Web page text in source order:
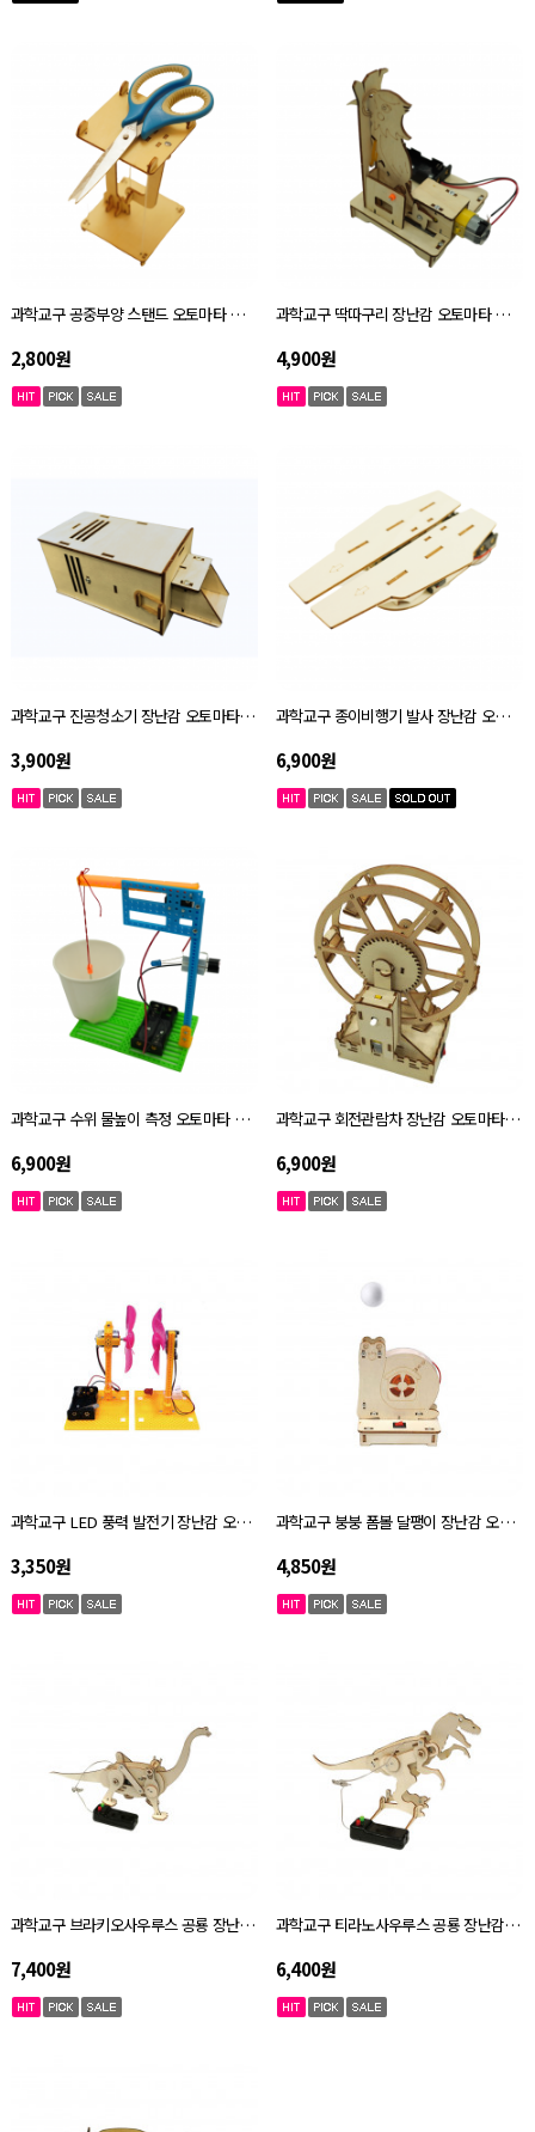
과학교구 공중부양 스탠드 오토마타 키트 자체설명서
2,800원
과학교구 딱따구리 장난감 오토마타 키트 자체설명서
4,900원
과학교구 진공청소기 장난감 오토마타 키트 자체설명서
3,900원
과학교구 종이비행기 발사 장난감 오토마타 키트 자체설명서
6,900원
과학교구 수위 물높이 측정 오토마타 키트 자체설명서
6,900원
과학교구 회전관람차 장난감 오토마타 키트 자체설명서
6,900원
과학교구 LED 풍력 발전기 장난감 오토마타 키트 자체설명서
3,350원
과학교구 붕붕 폼볼 달팽이 장난감 오토마타 키트 자체설명서
4,850원
과학교구 브라키오사우루스 공룡 장난감 오토마타 키트 자체설명서
7,400원
과학교구 티라노사우루스 공룡 장난감 오토마타 키트 자체설명서
6,400원